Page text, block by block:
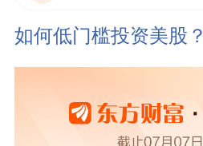
如何低门槛投资美股？